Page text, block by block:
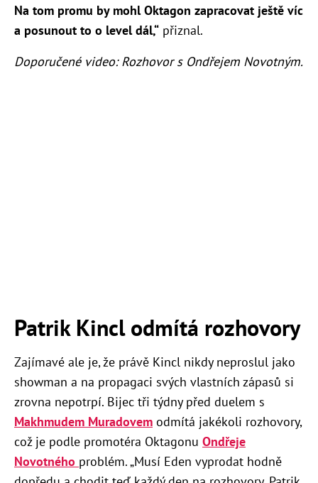
Na tom promu by mohl Oktagon zapracovat ještě víc
a posunout to o level dál,“ přiznal.
Doporučené video: Rozhovor s Ondřejem Novotným.
Patrik Kincl odmítá rozhovory
Zajímavé ale je, že právě Kincl nikdy neproslul jako
showman a na propagaci svých vlastních zápasů si
zrovna nepotrpí. Bijec tři týdny před duelem s
Makhmudem Muradovem odmítá jakékoli rozhovory,
což je podle promotéra Oktagonu Ondřeje
Novotného problém. „Musí Eden vyprodat hodně